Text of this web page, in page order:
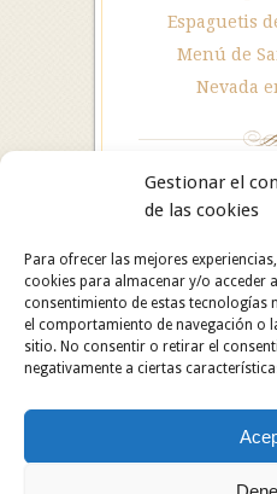
Gestionar el
de las cookies
Para ofrecer las mejores
cookies para almacenar y/o acceder
consentimiento de estas
el comportamiento de navegación o
sitio. No consentir o retirar el
negativamente a ciertas
Espaguetis
Menú de
Nevada
Hotel Restaurante Asador
28110 Algete
Copyright © 2024 Hotel